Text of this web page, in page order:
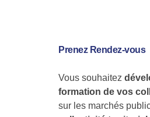
Prenez Rendez-vous
Vous souhaitez
formation de vos
sur les marchés